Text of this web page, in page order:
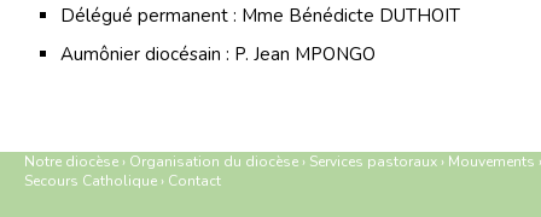
Délégué permanent : Mme Bénédicte DUTHOIT
Aumônier diocésain : P. Jean MPONGO
Notre diocèse › Organisation du diocèse › Services pastoraux › Mouvements ›
Secours Catholique › Contact